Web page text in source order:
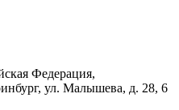
Федерация,
, ул. Малышева, д. 28, 6